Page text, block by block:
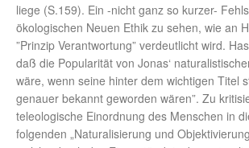
liege (S.159). Ein -nicht ganz so kurzer-
ökologischen Neuen Ethik zu sehen, wie an
”Prinzip Verantwortung” verdeutlicht wird.
daß die Popularität von Jonas‘
wäre, wenn seine hinter dem wichtigen Titel
genauer bekannt geworden wären”. Zu
teleologische Einordnung des Menschen in
folgenden „Naturalisierung und